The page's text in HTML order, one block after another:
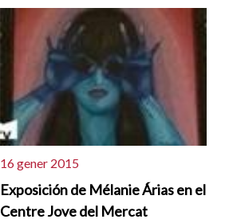
16 gener 2015
Exposición de Mélanie Árias en el
Centre Jove del Mercat